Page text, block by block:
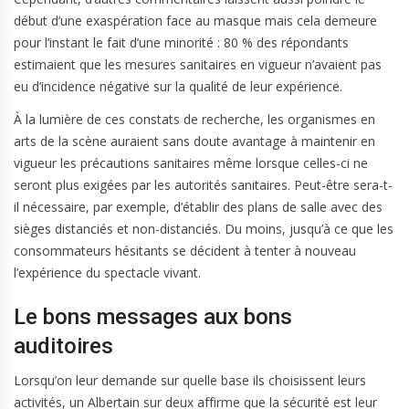
début d’une exaspération face au masque mais cela demeure
pour l’instant le fait d’une minorité : 80 % des répondants
estimaient que les mesures sanitaires en vigueur n’avaient pas
eu d’incidence négative sur la qualité de leur expérience.
À la lumière de ces constats de recherche, les organismes en
arts de la scène auraient sans doute avantage à maintenir en
vigueur les précautions sanitaires même lorsque celles-ci ne
seront plus exigées par les autorités sanitaires. Peut-être sera-t-
il nécessaire, par exemple, d’établir des plans de salle avec des
sièges distanciés et non-distanciés. Du moins, jusqu’à ce que les
consommateurs hésitants se décident à tenter à nouveau
l’expérience du spectacle vivant.
Le bons messages aux bons
auditoires
Lorsqu’on leur demande sur quelle base ils choisissent leurs
activités, un Albertain sur deux affirme que la sécurité est leur